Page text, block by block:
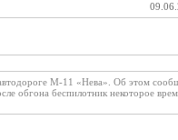
М-11 «Нева». Об этом
обгона беспилотник некоторое